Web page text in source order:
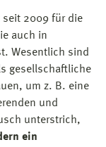
seit 2009 für die
auch in
Wesentlich sind
gesellschaftliche
um z. B. eine
und
unterstrich,
ein